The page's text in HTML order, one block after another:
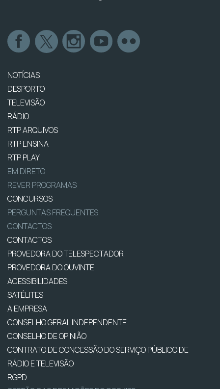
NOTÍCIAS
DESPORTO
TELEVISÃO
RÁDIO
RTP ARQUIVOS
RTP ENSINA
RTP PLAY
EM DIRETO
REVER PROGRAMAS
CONCURSOS
PERGUNTAS FREQUENTES
CONTACTOS
CONTACTOS
PROVEDORA DO TELESPECTADOR
PROVEDORA DO OUVINTE
ACESSIBILIDADES
SATÉLITES
A EMPRESA
CONSELHO GERAL INDEPENDENTE
CONSELHO DE OPINIÃO
CONTRATO DE CONCESSÃO DO SERVIÇO PÚBLICO DE
RÁDIO E TELEVISÃO
RGPD